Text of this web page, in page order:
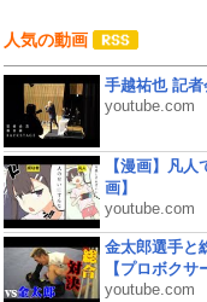
人気の動画
手越祐也 記
youtube.com
【漫画】凡
画】
youtube.com
金太郎選手と
【プロボク
youtube.com